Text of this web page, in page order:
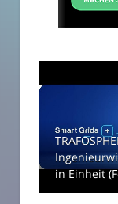
in Einheit